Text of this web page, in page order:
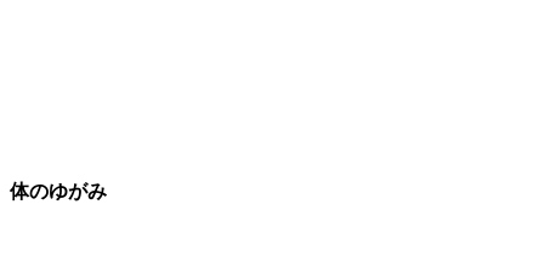
体のゆがみ